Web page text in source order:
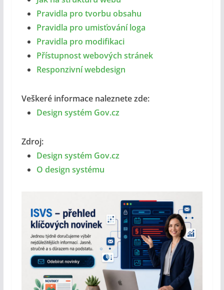
Pravidla pro tvorbu obsahu
Pravidla pro umisťování loga
Pravidla pro modifikaci
Přístupnost webových stránek
Responzivní webdesign
Veškeré informace naleznete zde:
Design systém Gov.cz
Zdroj:
Design systém Gov.cz
O design systému